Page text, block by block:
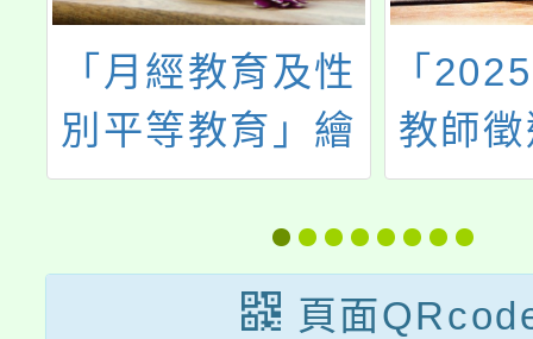
「月經教育及性
別平等教育」繪
畫比賽
「
教師
頁面